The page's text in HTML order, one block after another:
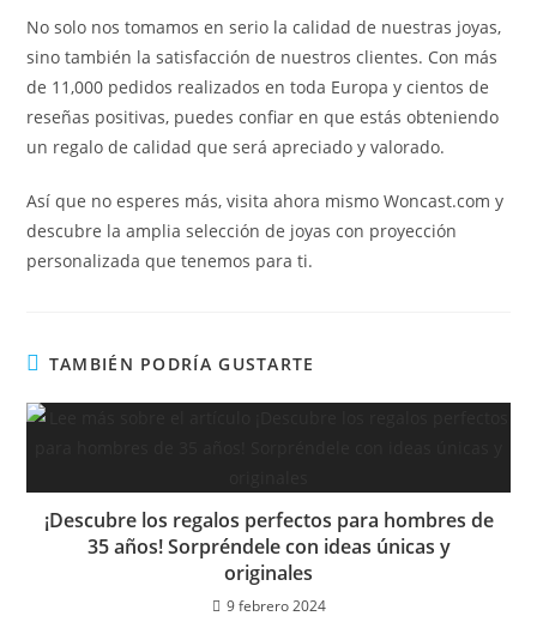
No solo nos tomamos en serio la calidad de nuestras joyas,
sino también la satisfacción de nuestros clientes. Con más
de 11,000 pedidos realizados en toda Europa y cientos de
reseñas positivas, puedes confiar en que estás obteniendo
un regalo de calidad que será apreciado y valorado.
Así que no esperes más, visita ahora mismo Woncast.com y
descubre la amplia selección de joyas con proyección
personalizada que tenemos para ti.
TAMBIÉN PODRÍA GUSTARTE
¡Descubre los regalos perfectos para hombres de
35 años! Sorpréndele con ideas únicas y
originales
9 febrero 2024